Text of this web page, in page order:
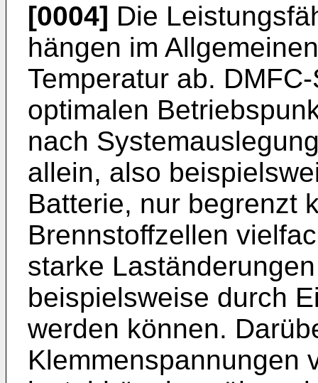
[0004] Die
hängen im
Temperatur ab.
optimalen
nach
allein, also
Batterie, nur begrenzt
Brennstoffzellen
starke
beispielsweise durch
werden können.
Klemmenspannungen